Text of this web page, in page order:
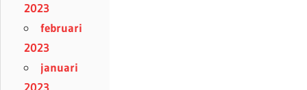
2023
februari
2023
januari
2023